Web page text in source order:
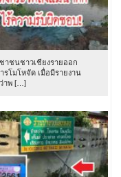
าชนชาวเชียงรายออก
รโมโหจัด เมื่อมีรายงาน
าพ […]